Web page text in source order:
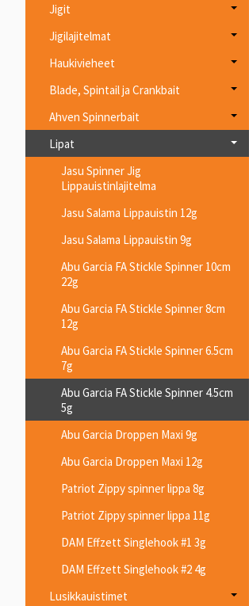
Jigit
Jigilajitelmat
Haukivieheet
Blade, Spintail ja Crankbait
Ahven Spinnerbait
Lipat
Jasu Spinner Jig
Lippauistinlajitelma
Jasu Salama Lippauistin 12g
Jasu Salama Lippauistin 9g
Abu Garcia FA Stickle Spinner 10cm
22g
Abu Garcia FA Stickle Spinner 8cm
12g
Abu Garcia FA Stickle Spinner 6.5cm
7g
Abu Garcia FA Stickle Spinner 4.5cm
5g
Abu Garcia Droppen Maxi 9g
Abu Garcia Droppen Maxi 12g
Patriot Zippy spinner lippa 8g
Patriot Zippy spinner lippa 11g
DAM Effzett Singlehook #1 3g
DAM Effzett Singlehook #2 4g
Lusikkauistimet